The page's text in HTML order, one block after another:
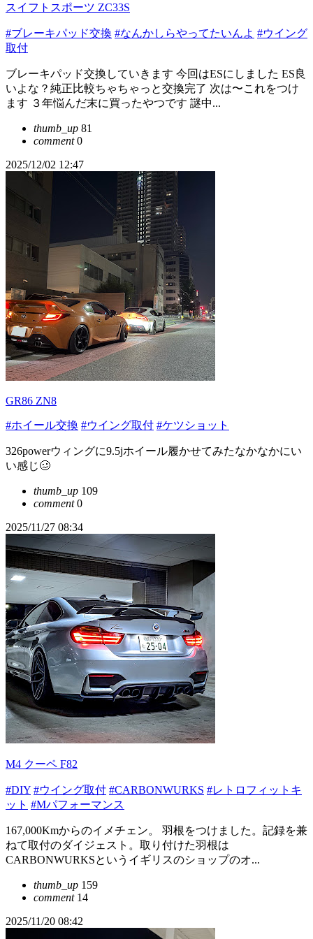
スイフトスポーツ ZC33S
#ブレーキパッド交換 #なんかしらやってたいんよ #ウイング
取付
ブレーキパッド交換していきます 今回はESにしました ES良
いよな？純正比較ちゃちゃっと交換完了 次は〜これをつけ
ます ３年悩んだ末に買ったやつです 謎中...
thumb_up 81
comment0
2025/12/02 12:47
GR86 ZN8
#ホイール交換 #ウイング取付 #ケツショット
326powerウィングに9.5jホイール履かせてみたなかなかにい
い感じ🥴
thumb_up 109
comment0
2025/11/27 08:34
M4 クーペ F82
#DIY #ウイング取付 #CARBONWURKS #レトロフィットキ
ット #Mパフォーマンス
167,000Kmからのイメチェン。 羽根をつけました。記録を兼
ねて取付のダイジェスト。取り付けた羽根は
CARBONWURKSというイギリスのショップのオ...
thumb_up 159
comment14
2025/11/20 08:42